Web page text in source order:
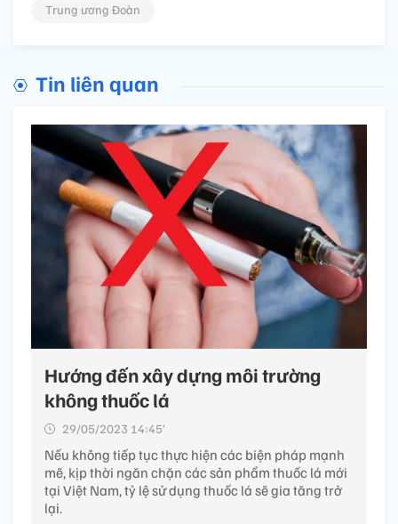
Trung ương Đoàn
Tin liên quan
Hướng đến xây dựng môi trường
không thuốc lá
29/05/2023 14:45’
Nếu không tiếp tục thực hiện các biện pháp mạnh
mẽ, kịp thời ngăn chặn các sản phẩm thuốc lá mới
tại Việt Nam, tỷ lệ sử dụng thuốc lá sẽ gia tăng trở
lại.